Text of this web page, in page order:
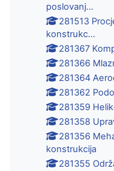
poslovanj...
281513
konstrukc...
281367
281366
281364
281362
281359
281358
281356
konstrukcija
281355